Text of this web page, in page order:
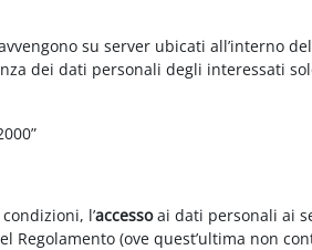
su server ubicati all’interno
dei dati personali degli interessati
l’accessoai dati personali ai
Regolamento (ove quest’ultima non